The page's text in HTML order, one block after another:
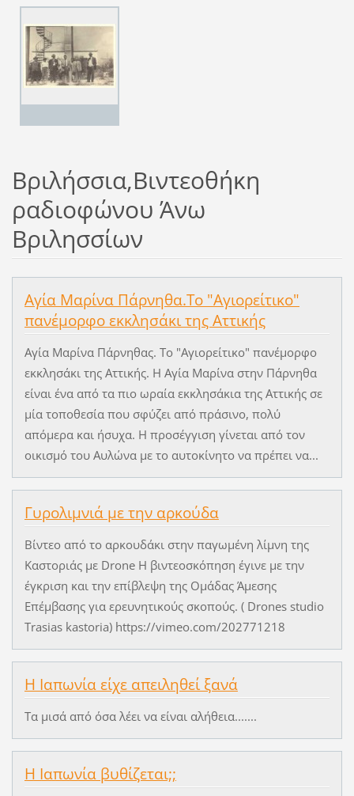
Βριλήσσια,Βιντεοθήκη
ραδιοφώνου Άνω
Βριλησσίων
Αγία Μαρίνα Πάρνηθα.Το "Αγιορείτικο"
πανέμορφο εκκλησάκι της Αττικής
Αγία Μαρίνα Πάρνηθας. Το "Αγιορείτικο" πανέμορφο
εκκλησάκι της Αττικής. Η Αγία Μαρίνα στην Πάρνηθα
είναι ένα από τα πιο ωραία εκκλησάκια της Αττικής σε
μία τοποθεσία που σφύζει από πράσινο, πολύ
απόμερα και ήσυχα. Η προσέγγιση γίνεται από τον
οικισμό του Αυλώνα με το αυτοκίνητο να πρέπει να...
Γυρολιμνιά με την αρκούδα
Βίντεο από το αρκουδάκι στην παγωμένη λίμνη της
Καστοριάς με Drone Η βιντεοσκόπηση έγινε με την
έγκριση και την επίβλεψη της Ομάδας Άμεσης
Επέμβασης για ερευνητικούς σκοπούς. ( Drones studio
Trasias kastoria) https://vimeo.com/202771218
Η Ιαπωνία είχε απειληθεί ξανά
Τα μισά από όσα λέει να είναι αλήθεια.......
Η Ιαπωνία βυθίζεται;;